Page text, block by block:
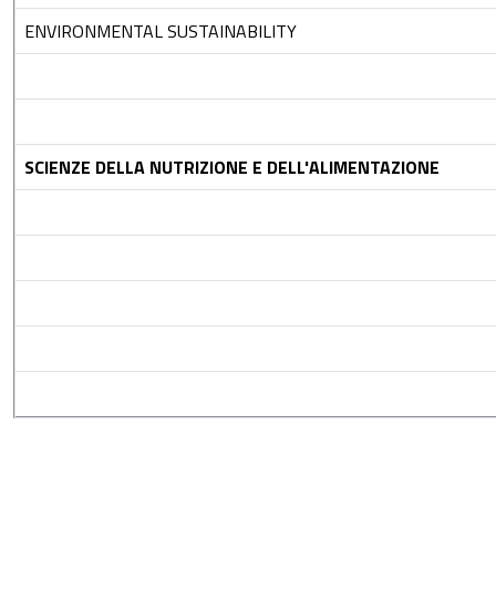
ENVIRONMENTAL SUSTAINABILITY
SCIENZE DELLA NUTRIZIONE E DELL'ALIMENTAZIONE